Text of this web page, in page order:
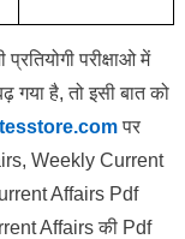
परीक्षाओ में
गया है, तो इसी बात को
पर
Weekly Current
Affairs Pdf
Affairs की Pdf